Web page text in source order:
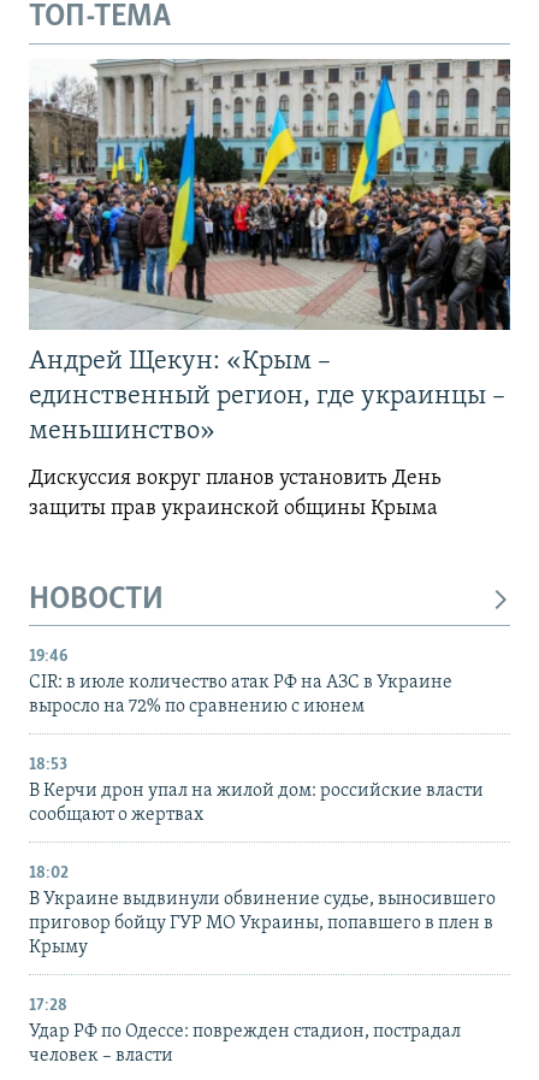
ТОП-ТЕМА
Андрей Щекун: «Крым –
единственный регион, где украинцы –
меньшинство»
Дискуссия вокруг планов установить День
защиты прав украинской общины Крыма
НОВОСТИ
19:46
CIR: в июле количество атак РФ на АЗС в Украине
выросло на 72% по сравнению с июнем
18:53
В Керчи дрон упал на жилой дом: российские власти
сообщают о жертвах
18:02
В Украине выдвинули обвинение судье, выносившего
приговор бойцу ГУР МО Украины, попавшего в плен в
Крыму
17:28
Удар РФ по Одессе: поврежден стадион, пострадал
человек – власти